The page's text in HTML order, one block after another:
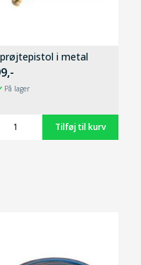
i metal
På lager